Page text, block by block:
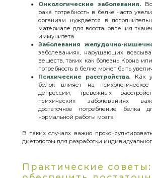
Онкологические заболевания.Во
рака потребность в белке часто
организм нуждается в
материале для восстановления
иммунитета
Заболевания желудочно-
заболеваниях, нарушающих
веществ, таких как болезнь Крона
потребность в белке может быть
Психические расстройства. Как
белок влияет на
депрессии, тревожных
психических заболеваниях
достаточное потребление белка
нормальной работы мозга
В таких случаях важно
диетологом для разработки
Практические